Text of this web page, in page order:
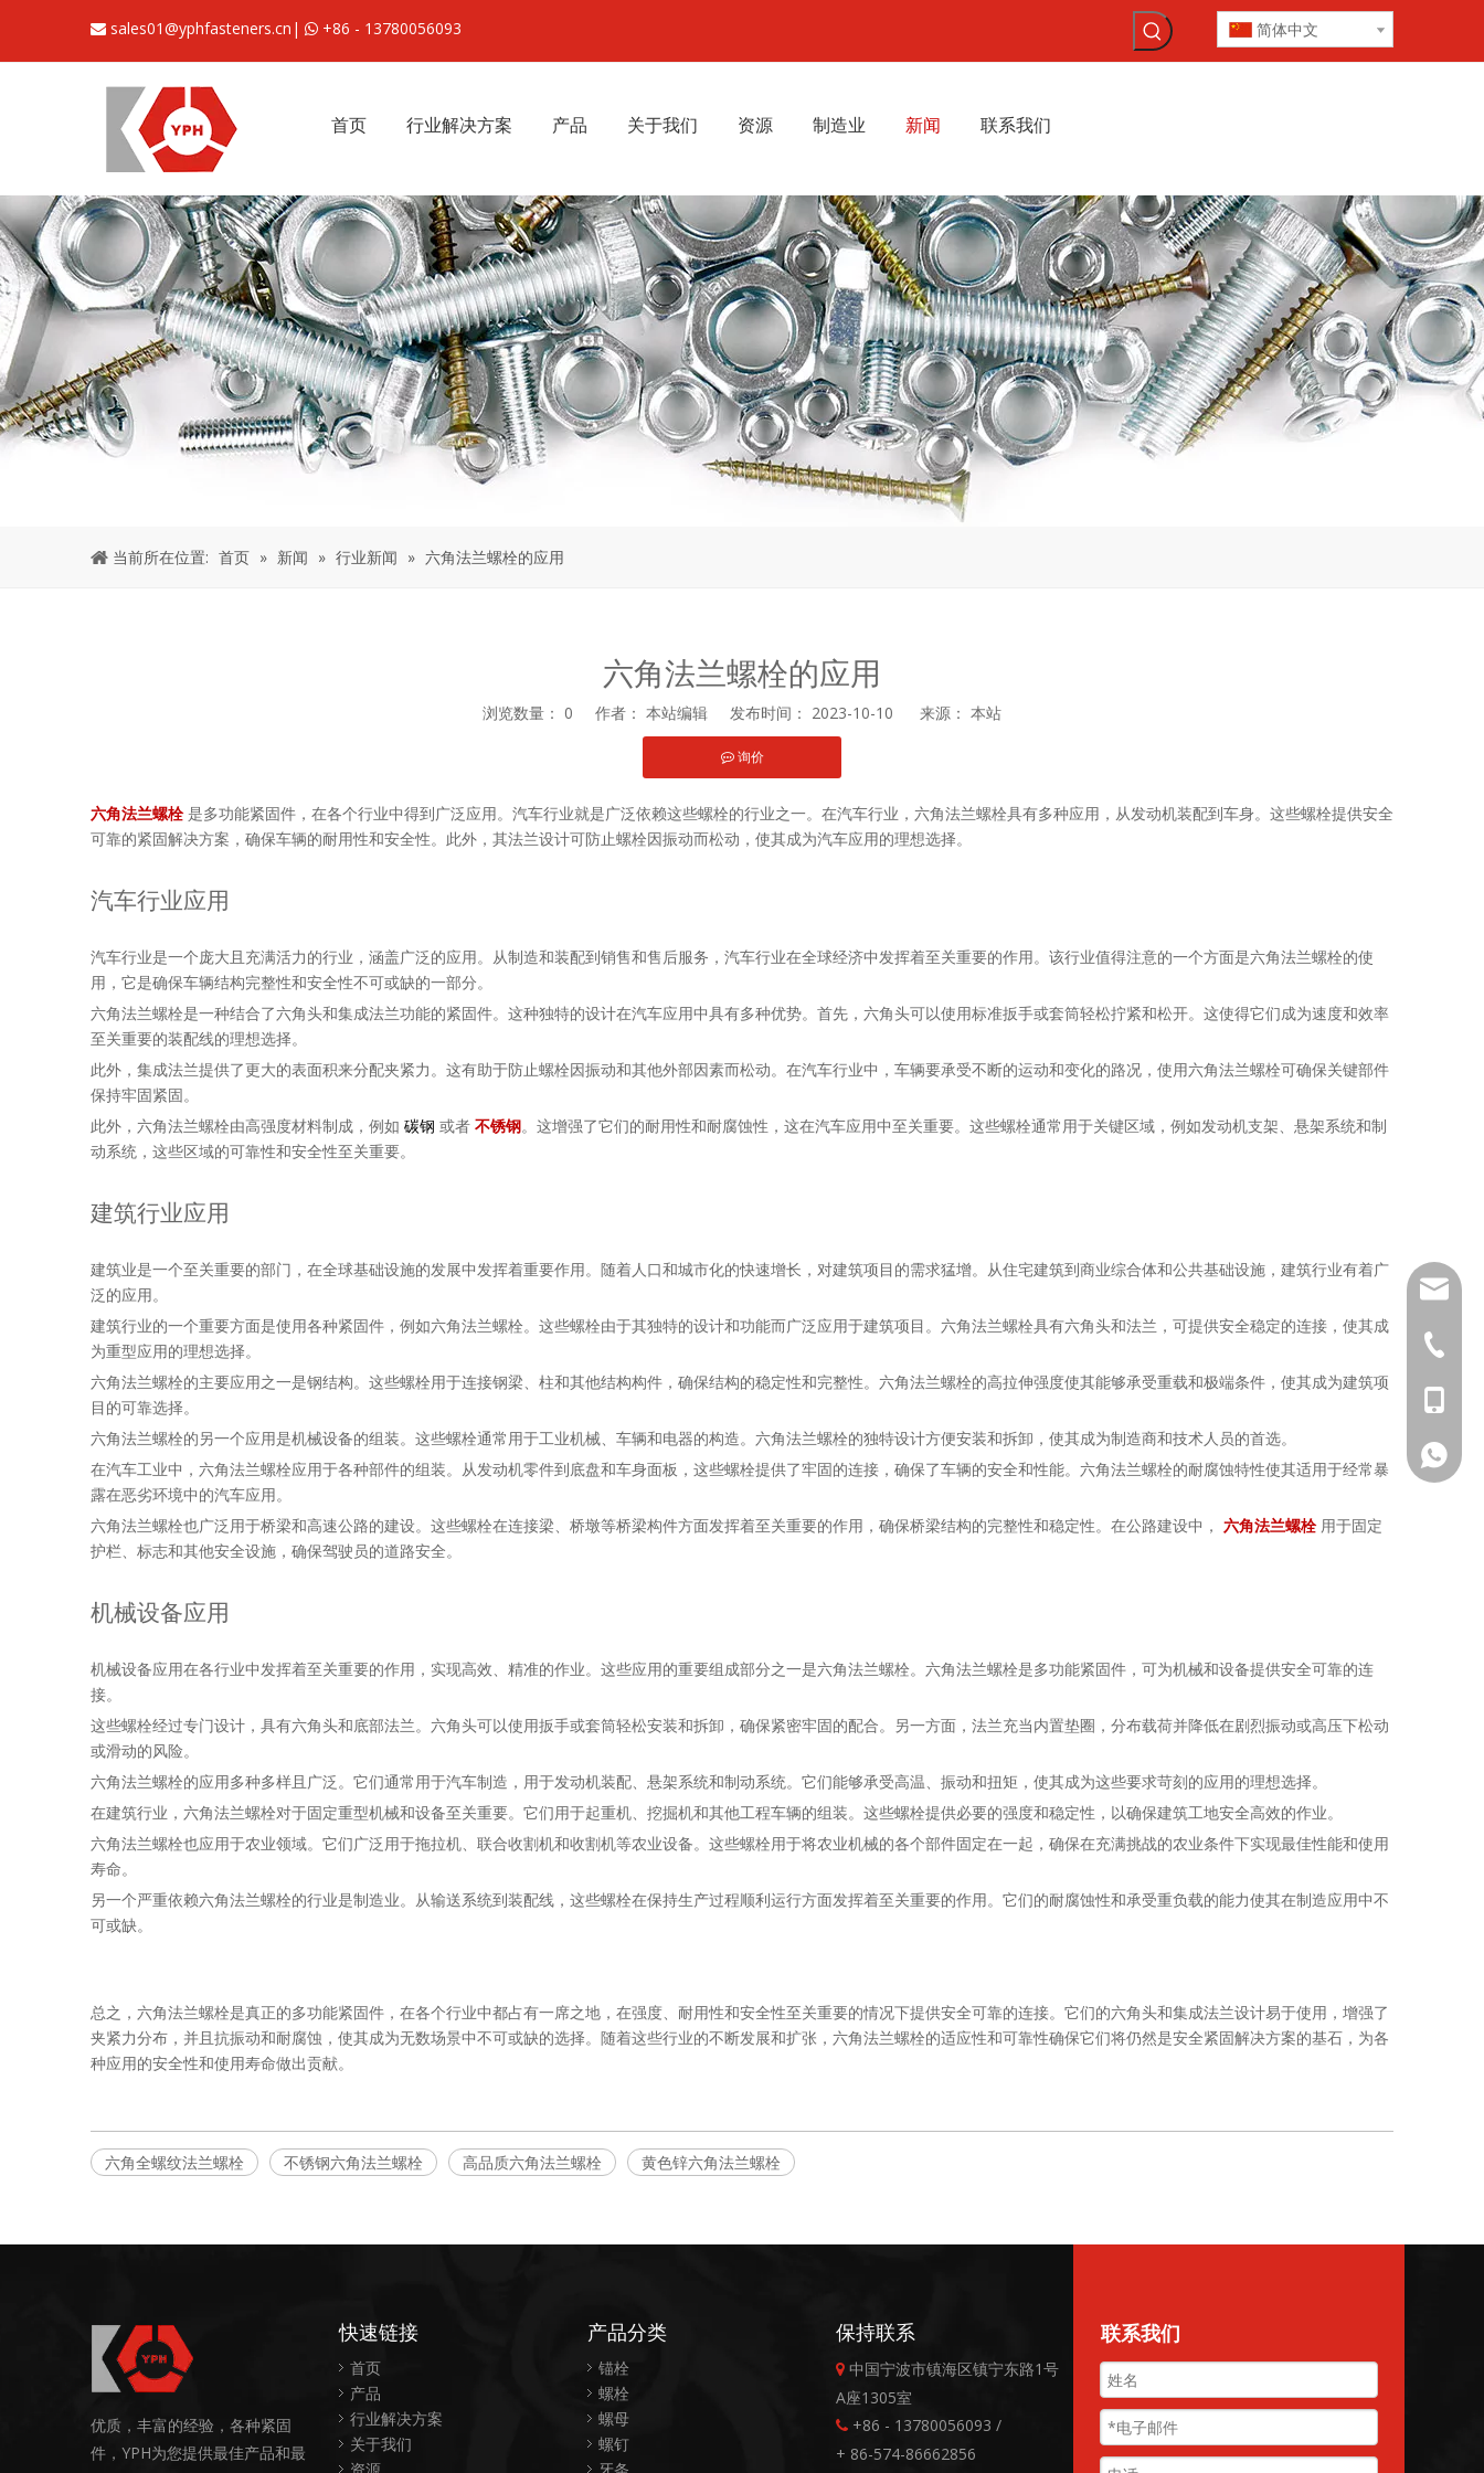
 sales01@yphfasteners.cn |  +86 - 13780056093 简体中文
首页 行业解决方案 产品 关于我们 资源 制造业 新闻 联系我们
当前所在位置: 首页 » 新闻 » 行业新闻 » 六角法兰螺栓的应用
六角法兰螺栓的应用
浏览数量： 0 作者： 本站编辑 发布时间： 2023-10-10 来源： 本站
询价
["facebook","twitter","line","wechat","linkedin","pinterest","whatsapp"]
六角法兰螺栓是多功能紧固件，在各个行业中得到广泛应用。汽车行业就是广泛依赖这些螺栓的行业之一。在汽车行业，六角法兰螺栓具有多种应用，从发动机装配到车身。这些螺栓提供安全
可靠的紧固解决方案，确保车辆的耐用性和安全性。此外，其法兰设计可防止螺栓因振动而松动，使其成为汽车应用的理想选择。
汽车行业应用
汽车行业是一个庞大且充满活力的行业，涵盖广泛的应用。从制造和装配到销售和售后服务，汽车行业在全球经济中发挥着至关重要的作用。该行业值得注意的一个方面是六角法兰螺栓的使
用，它是确保车辆结构完整性和安全性不可或缺的一部分。
六角法兰螺栓是一种结合了六角头和集成法兰功能的紧固件。这种独特的设计在汽车应用中具有多种优势。首先，六角头可以使用标准扳手或套筒轻松拧紧和松开。这使得它们成为速度和效率
至关重要的装配线的理想选择。
此外，集成法兰提供了更大的表面积来分配夹紧力。这有助于防止螺栓因振动和其他外部因素而松动。在汽车行业中，车辆要承受不断的运动和变化的路况，使用六角法兰螺栓可确保关键部件
保持牢固紧固。
此外，六角法兰螺栓由高强度材料制成，例如 碳钢 或者 不锈钢。这增强了它们的耐用性和耐腐蚀性，这在汽车应用中至关重要。这些螺栓通常用于关键区域，例如发动机支架、悬架系统和制
动系统，这些区域的可靠性和安全性至关重要。
建筑行业应用
建筑业是一个至关重要的部门，在全球基础设施的发展中发挥着重要作用。随着人口和城市化的快速增长，对建筑项目的需求猛增。从住宅建筑到商业综合体和公共基础设施，建筑行业有着广
泛的应用。
建筑行业的一个重要方面是使用各种紧固件，例如六角法兰螺栓。这些螺栓由于其独特的设计和功能而广泛应用于建筑项目。六角法兰螺栓具有六角头和法兰，可提供安全稳定的连接，使其成
为重型应用的理想选择。
六角法兰螺栓的主要应用之一是钢结构。这些螺栓用于连接钢梁、柱和其他结构构件，确保结构的稳定性和完整性。六角法兰螺栓的高拉伸强度使其能够承受重载和极端条件，使其成为建筑项
目的可靠选择。
六角法兰螺栓的另一个应用是机械设备的组装。这些螺栓通常用于工业机械、车辆和电器的构造。六角法兰螺栓的独特设计方便安装和拆卸，使其成为制造商和技术人员的首选。
在汽车工业中，六角法兰螺栓应用于各种部件的组装。从发动机零件到底盘和车身面板，这些螺栓提供了牢固的连接，确保了车辆的安全和性能。六角法兰螺栓的耐腐蚀特性使其适用于经常暴
露在恶劣环境中的汽车应用。
六角法兰螺栓也广泛用于桥梁和高速公路的建设。这些螺栓在连接梁、桥墩等桥梁构件方面发挥着至关重要的作用，确保桥梁结构的完整性和稳定性。在公路建设中， 六角法兰螺栓用于固定
护栏、标志和其他安全设施，确保驾驶员的道路安全。
机械设备应用
机械设备应用在各行业中发挥着至关重要的作用，实现高效、精准的作业。这些应用的重要组成部分之一是六角法兰螺栓。六角法兰螺栓是多功能紧固件，可为机械和设备提供安全可靠的连
接。
这些螺栓经过专门设计，具有六角头和底部法兰。六角头可以使用扳手或套筒轻松安装和拆卸，确保紧密牢固的配合。另一方面，法兰充当内置垫圈，分布载荷并降低在剧烈振动或高压下松动
或滑动的风险。
六角法兰螺栓的应用多种多样且广泛。它们通常用于汽车制造，用于发动机装配、悬架系统和制动系统。它们能够承受高温、振动和扭矩，使其成为这些要求苛刻的应用的理想选择。
在建筑行业，六角法兰螺栓对于固定重型机械和设备至关重要。它们用于起重机、挖掘机和其他工程车辆的组装。这些螺栓提供必要的强度和稳定性，以确保建筑工地安全高效的作业。
六角法兰螺栓也应用于农业领域。它们广泛用于拖拉机、联合收割机和收割机等农业设备。这些螺栓用于将农业机械的各个部件固定在一起，确保在充满挑战的农业条件下实现最佳性能和使用
寿命。
另一个严重依赖六角法兰螺栓的行业是制造业。从输送系统到装配线，这些螺栓在保持生产过程顺利运行方面发挥着至关重要的作用。它们的耐腐蚀性和承受重负载的能力使其在制造应用中不
可或缺。
总之，六角法兰螺栓是真正的多功能紧固件，在各个行业中都占有一席之地，在强度、耐用性和安全性至关重要的情况下提供安全可靠的连接。它们的六角头和集成法兰设计易于使用，增强了
夹紧力分布，并且抗振动和耐腐蚀，使其成为无数场景中不可或缺的选择。随着这些行业的不断发展和扩张，六角法兰螺栓的适应性和可靠性确保它们将仍然是安全紧固解决方案的基石，为各
种应用的安全性和使用寿命做出贡献。
六角全螺纹法兰螺栓 不锈钢六角法兰螺栓 高品质六角法兰螺栓 黄色锌六角法兰螺栓
优质，丰富的经验，各种紧固
件，YPH为您提供最佳产品和最
+ 86-
+86 -
快速链接
首页
产品
行业解决方案
关于我们
产品分类
锚栓
螺栓
螺母
螺钉
保持联系
 中国宁波市镇海区镇宁东路1号
A座1305室
 +86 - 13780056093 /
+ 86-574-86662856
联系我们